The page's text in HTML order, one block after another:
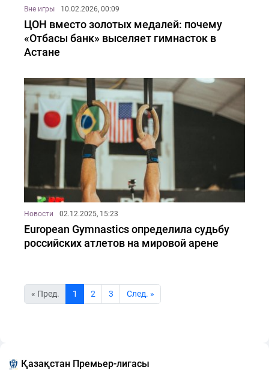
Вне игры 10.02.2026, 00:09
ЦОН вместо золотых медалей: почему
«Отбасы банк» выселяет гимнасток в
Астане
Новости 02.12.2025, 15:23
European Gymnastics определила судьбу
российских атлетов на мировой арене
« Пред. 1 2 3 Cлед. »
Қазақстан Премьер-лигасы